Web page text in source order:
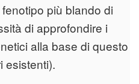
più blando di
di approfondire i
alla base di questo
esistenti).